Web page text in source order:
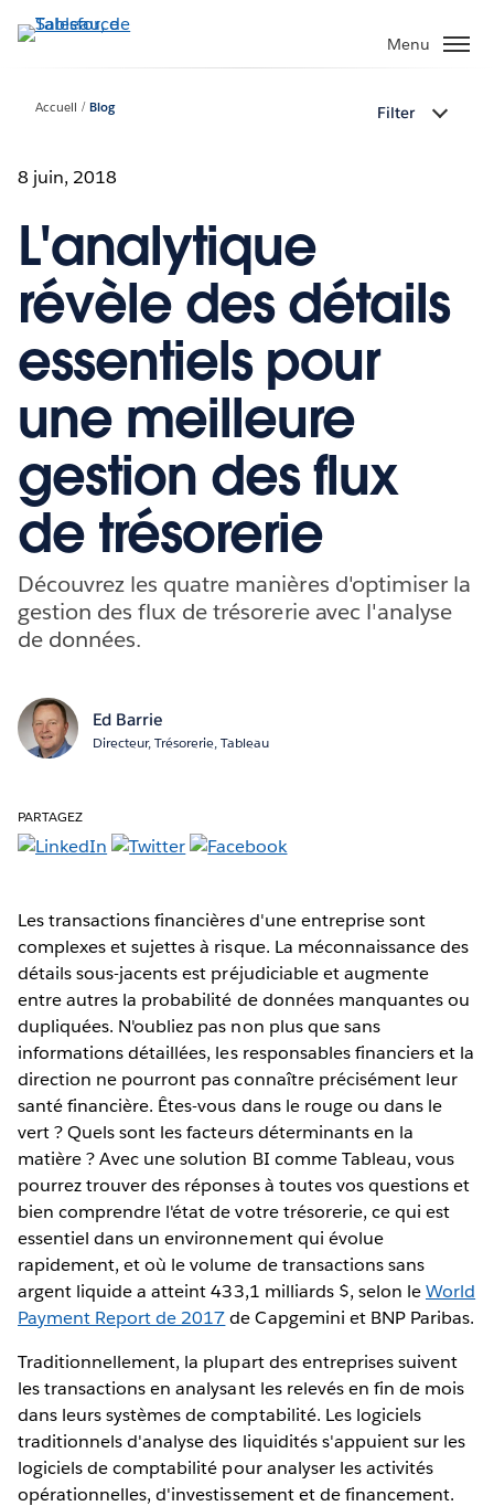
Aller
au
Menu
Accueil Blog Filter
8 juin, 2018
L'analytique
révèle des détails
essentiels pour
une meilleure
gestion des flux
de trésorerie
Découvrez les quatre manières d'optimiser la
gestion des flux de trésorerie avec l'analyse
de données.
Ed Barrie
Directeur, Trésorerie, Tableau
PARTAGEZ
Les transactions financières d'une entreprise sont
complexes et sujettes à risque. La méconnaissance des
détails sous-jacents est préjudiciable et augmente
entre autres la probabilité de données manquantes ou
dupliquées. N'oubliez pas non plus que sans
informations détaillées, les responsables financiers et la
direction ne pourront pas connaître précisément leur
santé financière. Êtes-vous dans le rouge ou dans le
vert ? Quels sont les facteurs déterminants en la
matière ? Avec une solution BI comme Tableau, vous
pourrez trouver des réponses à toutes vos questions et
bien comprendre l'état de votre trésorerie, ce qui est
essentiel dans un environnement qui évolue
rapidement, et où le volume de transactions sans
argent liquide a atteint 433,1 milliards $, selon leWorld
Payment Report de 2017de Capgemini et BNP Paribas.
Traditionnellement, la plupart des entreprises suivent
les transactions en analysant les relevés en fin de mois
dans leurs systèmes de comptabilité. Les logiciels
traditionnels d'analyse des liquidités s'appuient sur les
logiciels de comptabilité pour analyser les activités
opérationnelles, d'investissement et de financement.